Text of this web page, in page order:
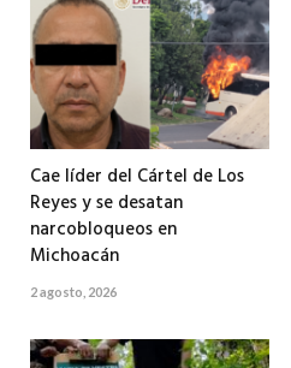
Cae líder del Cártel de Los
Reyes y se desatan
narcobloqueos en
Michoacán
2 agosto, 2026